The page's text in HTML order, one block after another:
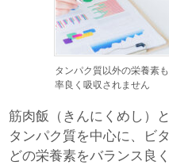
タンパク質以外の栄養素
率良く吸収されません
筋肉飯（きんにくめし）
タンパク質を中心に、ビ
どの栄養素をバランス良